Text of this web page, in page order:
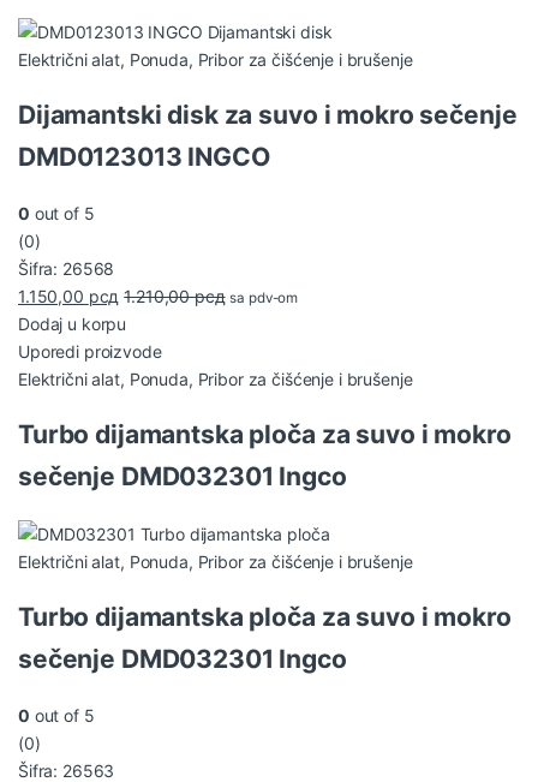
Električni alat, Ponuda, Pribor za čišćenje i brušenje
Dijamantski disk za suvo i mokro sečenje
DMD0123013 INGCO
0 out of 5
(0)
Šifra: 26568
1.150,00 рсд 1.210,00рсд sa pdv-om
Dodaj u korpu
Uporedi proizvode
Električni alat, Ponuda, Pribor za čišćenje i brušenje
Turbo dijamantska ploča za suvo i mokro
sečenje DMD032301 Ingco
Električni alat, Ponuda, Pribor za čišćenje i brušenje
Turbo dijamantska ploča za suvo i mokro
sečenje DMD032301 Ingco
0 out of 5
(0)
Šifra: 26563